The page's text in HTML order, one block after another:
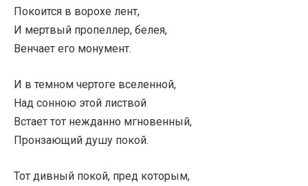
Покоится в ворохе лент,
И мертвый пропеллер, белея,
Венчает его монумент.
И в темном чертоге вселенной,
Над сонною этой листвой
Встает тот нежданно мгновенный,
Пронзающий душу покой.
Тот дивный покой, пред которым,